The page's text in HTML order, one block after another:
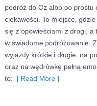
podróż do Oz albo po prostu
ciekawości. To miejsce,
się z opowieściami z drogi, a
w świadome podróżowanie.
wyjazdy krótkie i długie, na
oraz na wędrówkę pełną
to: [ Read More ]